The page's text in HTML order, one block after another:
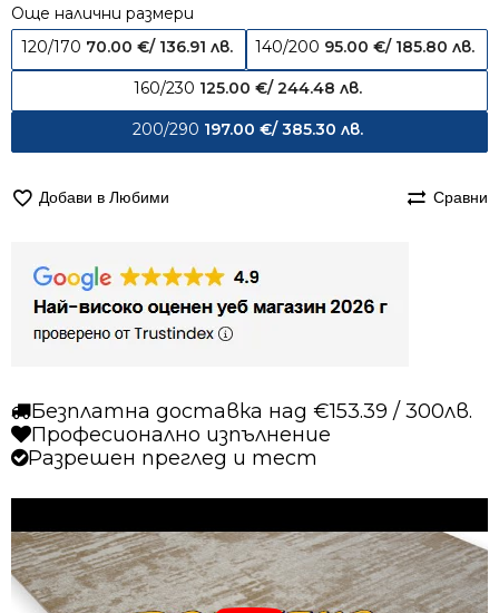
Още налични размери
120/170 70.00 €/ 136.91 лв. 140/200 95.00€/ 185.80 лв.
160/230 125.00 €/ 244.48 лв.
200/290 197.00 €/ 385.30 лв.
Добави в Любими Сравни
Безплатна доставка над €153.39 / 300лв.
Професионално изпълнение
Разрешен преглед и тест